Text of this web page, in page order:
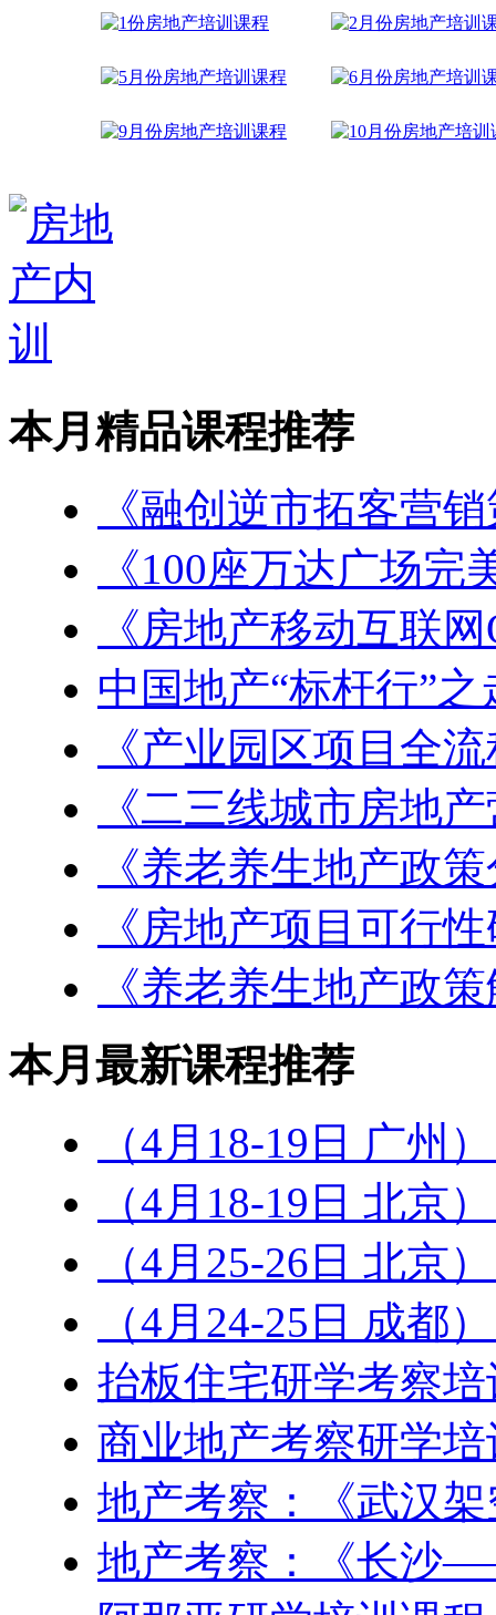
本月精品课程推荐
《融创逆市拓客营
《100座万达广场
《房地产移动互联
中国地产“标杆行”
《产业园区项目全
《二三线城市房地
《养老养生地产政
《房地产项目可行
《养老养生地产政
本月最新课程推荐
（4月18-19日 广州
（4月18-19日 北京
（4月25-26日 北京
（4月24-25日 成都
抬板住宅研学考察
商业地产考察研学
地产考察：《武汉
地产考察：《长沙